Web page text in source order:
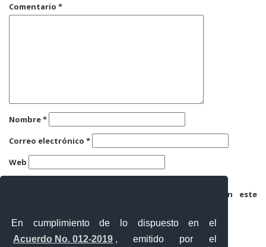
En cumplimiento de lo dispuesto en el
Acuerdo No. 012-2019 , emitido por el
Comentario *
Nombre*
Correo electrónico *
Web
Guarda mi nombre, correo electrónico y web en este